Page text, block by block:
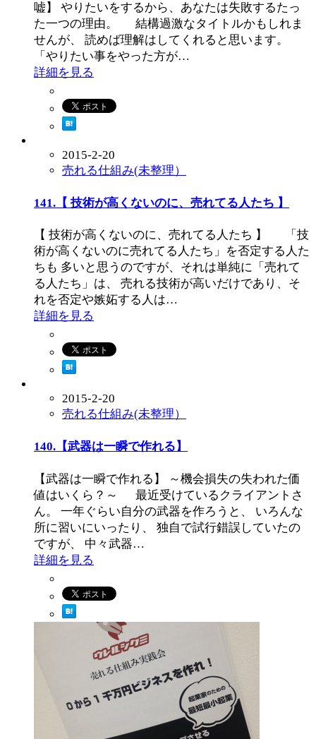
嘘】 やりたいをするから、あなたは失敗するたっ
た一つの理由。 結構過激なタイトルかもしれま
せんが、 読めば理解はしてくれると思います。
「やりたい事をやった方が…
詳細を見る
2015-2-20
売れる仕組み(未整理）
141.【 技術が高くないのに、売れてる人たち 】
【 技術が高くないのに、売れてる人たち 】 「技
術が高くないのに売れてる人たち」を否定する人た
ちも 多いと思うのですが、それは単純に「売れて
る人たち」は、 売れる技術が高いだけであり、そ
れを否定や嫉妬する人は…
詳細を見る
2015-2-20
売れる仕組み(未整理）
140.【武器は一瞬で作れる】
【武器は一瞬で作れる】 ～機会損失の失われた価
値はいくら？～ 最近受けているクライアントさ
ん。 一年ぐらい自分の武器を作ろうと、 いろんな
所に習いにいったり、 独自で試行錯誤していたの
ですが、 中々武器…
詳細を見る